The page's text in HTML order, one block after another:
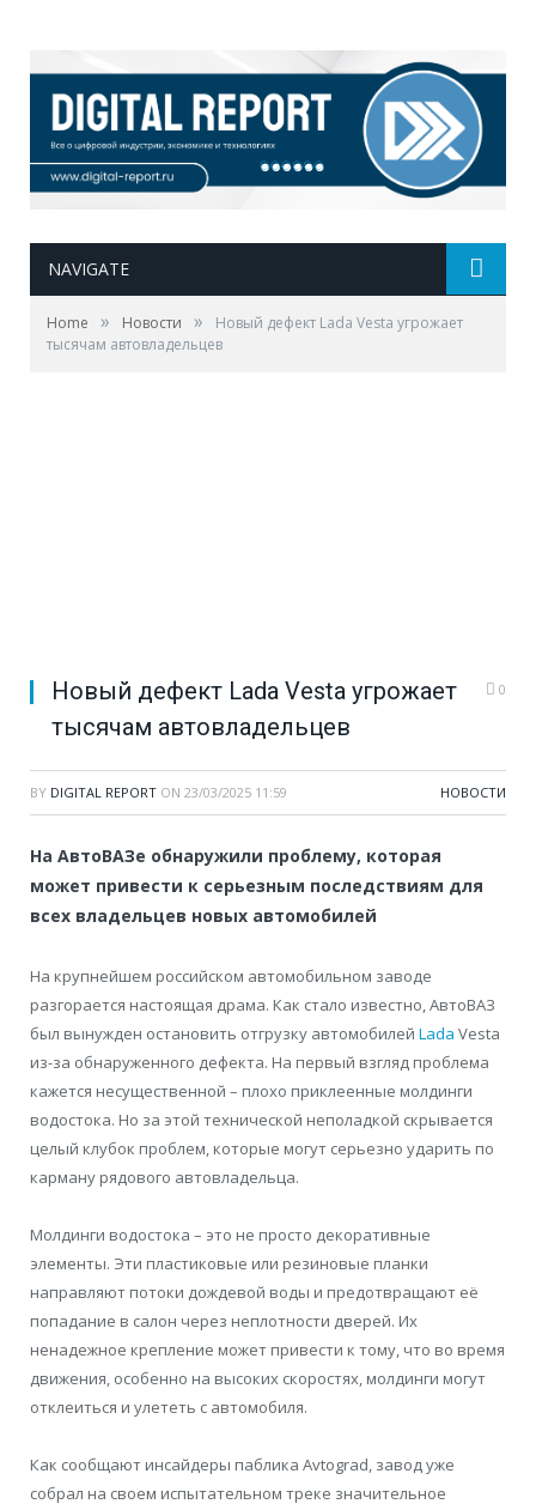
NAVIGATE
Home » Новости »
Новый дефект Lada Vesta угрожает
тысячам автовладельцев
Новый дефект Lada Vesta угрожает
тысячам автовладельцев
0
BY DIGITAL REPORT ON 23/03/2025 11:59 НОВОСТИ
На АвтоВАЗе обнаружили проблему, которая
может привести к серьезным последствиям для
всех владельцев новых автомобилей
На крупнейшем российском автомобильном заводе
разгорается настоящая драма. Как стало известно, АвтоВАЗ
был вынужден остановить отгрузку автомобилей Lada Vesta
из-за обнаруженного дефекта. На первый взгляд проблема
кажется несущественной – плохо приклеенные молдинги
водостока. Но за этой технической неполадкой скрывается
целый клубок проблем, которые могут серьезно ударить по
карману рядового автовладельца.
Молдинги водостока – это не просто декоративные
элементы. Эти пластиковые или резиновые планки
направляют потоки дождевой воды и предотвращают её
попадание в салон через неплотности дверей. Их
ненадежное крепление может привести к тому, что во время
движения, особенно на высоких скоростях, молдинги могут
отклеиться и улететь с автомобиля.
Как сообщают инсайдеры паблика Avtograd, завод уже
собрал на своем испытательном треке значительное